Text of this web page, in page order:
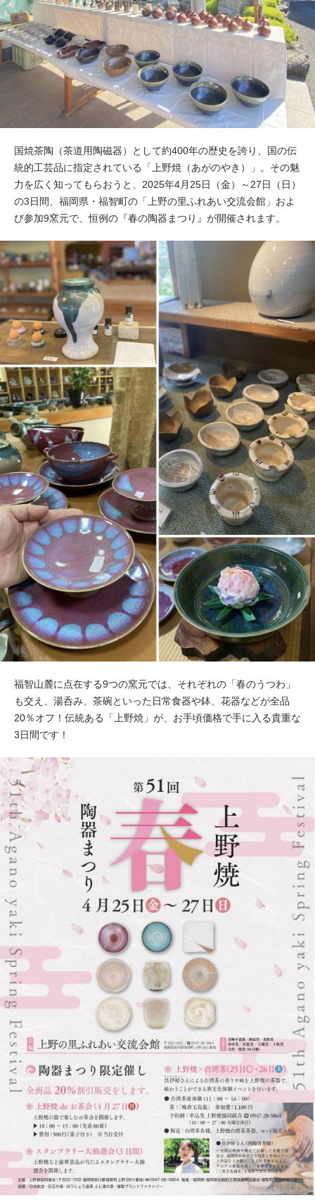
国焼茶陶（茶道用陶磁器）として約400年の歴史を誇り、国の伝
統的工芸品に指定されている「上野焼（あがのやき）」。その魅
力を広く知ってもらおうと、2025年4月25日（金）～27日（日）
の3日間、福岡県・福智町の「上野の里ふれあい交流会館」およ
び参加9窯元で、恒例の『春の陶器まつり』が開催されます。
福智山麓に点在する9つの窯元では、それぞれの「春のうつわ」
も交え、湯呑み、茶碗といった日常食器や鉢、花器などが全品
20％オフ！伝統ある「上野焼」が、お手頃価格で手に入る貴重な
3日間です！